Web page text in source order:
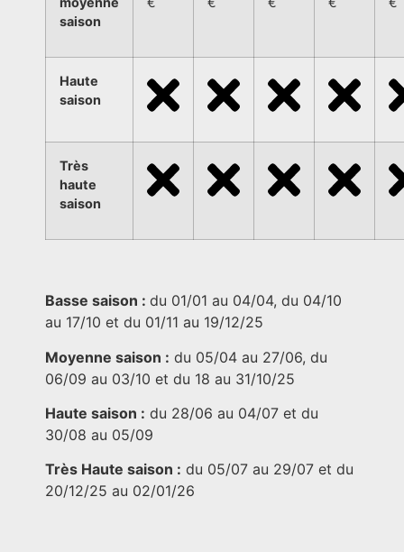
saison
Haute
saison
Très
haute
saison
Basse saison : du 01/01 au 04/04, du 04/10
au 17/10 et du 01/11 au 19/12/25
Moyenne saison : du 05/04 au 27/06, du
06/09 au 03/10 et du 18 au 31/10/25
Haute saison : du 28/06 au 04/07 et du
30/08 au 05/09
Très Haute saison : du 05/07 au 29/07 et du
20/12/25 au 02/01/26